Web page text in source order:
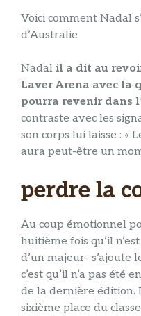
Voici comment Nadal
d’Australie
Nadal il a dit au
Laver Arena avec la
pourra revenir dans
contraste avec les
son corps lui laisse : «
aura peut-être un
perdre la
Au coup émotionnel
huitième fois qu’il
d’un majeur- s’ajoute
c’est qu’il n’a pas été
de la dernière édition.
sixième place du